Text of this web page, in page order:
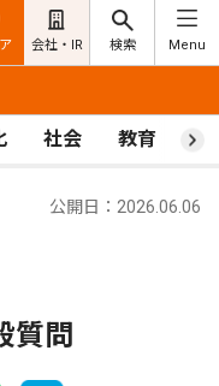
会社・IR 検索 Menu
社会 教育 ス
公開日：2026.06.06
質問